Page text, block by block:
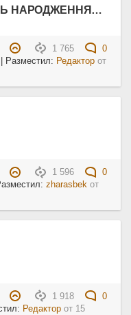
НАРОДЖЕННЯ…
1 765
0
Разместил: Редактор от
1 596
0
zharasbek от
1 918
0
Редактор от 15